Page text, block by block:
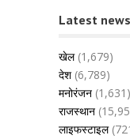
Latest news
खेल(1,679)
देश(6,789)
मनोरंजन (1,631)
राजस्थान
लाइफस्टाइल